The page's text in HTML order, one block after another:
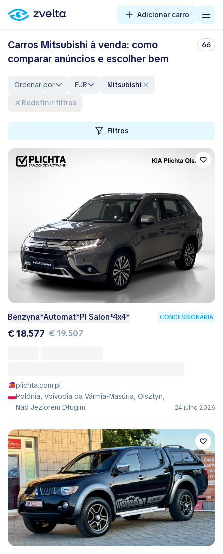
Adicionar carro
Carros Mitsubishi à venda: como
comparar anúncios e escolher bem
66
Ordenar por EUR
Mitsubishi
Redefinir filtros
Filtros
Benzyna*Automat*Pl Salon*4x4* CONCESSIONÁRIA
€ 18.577 € 19.507
plichta.com.pl
Polónia, Voivodia da Vármia-Masúria, Olsztyn,
Nad Jeziorem Długim
24 julho 2026